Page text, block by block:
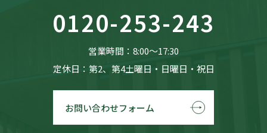
0120-253-243
営業時間：8:00〜17:30
定休日：第2、第4土曜日・日曜日・祝日
お問い合わせフォーム